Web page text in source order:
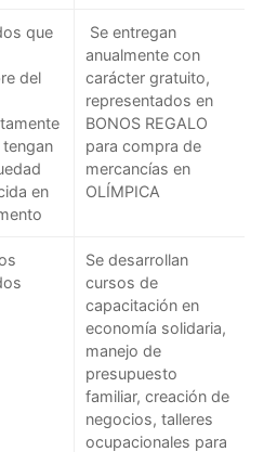
que
del
en
Se entregan
anualmente con
carácter gratuito,
representados en
BONOS REGALO
para compra de
mercancías en
OLÍMPICA
Se desarrollan
cursos de
capacitación en
economía solidaria,
manejo de
presupuesto
familiar, creación de
negocios, talleres
ocupacionales para